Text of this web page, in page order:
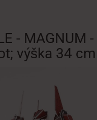
- MAGNUM -
výška 34 cm